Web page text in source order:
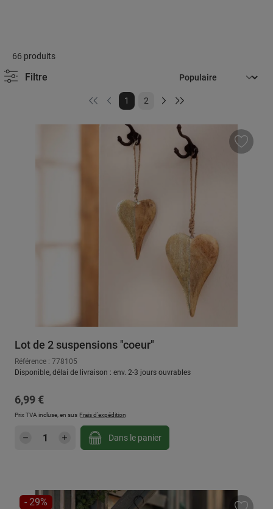
66 produits
Filtre
Page
1 Page
2
Lot de 2 suspensions "coeur"
Référence : 778105
Disponible, délai de livraison : env. 2-3 jours ouvrables
Prix régulier :
6,99 €
Prix TVA incluse, en sus Frais d'expédition
Quantité de produit : Entrez la quantité
Dans le panier
RÉDUCTION
- 29%